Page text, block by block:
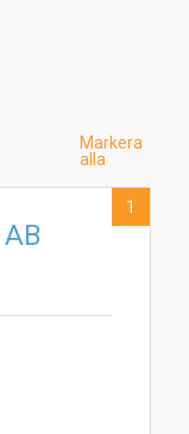
Markera
alla
1